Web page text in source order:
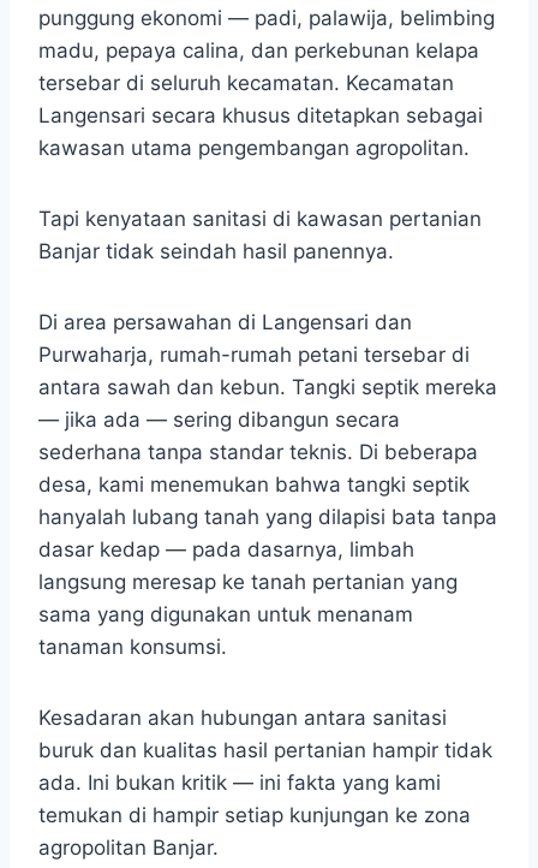
punggung ekonomi — padi, palawija, belimbing
madu, pepaya calina, dan perkebunan kelapa
tersebar di seluruh kecamatan. Kecamatan
Langensari secara khusus ditetapkan sebagai
kawasan utama pengembangan agropolitan.
Tapi kenyataan sanitasi di kawasan pertanian
Banjar tidak seindah hasil panennya.
Di area persawahan di Langensari dan
Purwaharja, rumah-rumah petani tersebar di
antara sawah dan kebun. Tangki septik mereka
— jika ada — sering dibangun secara
sederhana tanpa standar teknis. Di beberapa
desa, kami menemukan bahwa tangki septik
hanyalah lubang tanah yang dilapisi bata tanpa
dasar kedap — pada dasarnya, limbah
langsung meresap ke tanah pertanian yang
sama yang digunakan untuk menanam
tanaman konsumsi.
Kesadaran akan hubungan antara sanitasi
buruk dan kualitas hasil pertanian hampir tidak
ada. Ini bukan kritik — ini fakta yang kami
temukan di hampir setiap kunjungan ke zona
agropolitan Banjar.